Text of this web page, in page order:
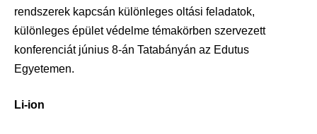
rendszerek kapcsán különleges oltási feladatok,
különleges épület védelme témakörben szervezett
konferenciát június 8-án Tatabányán az Edutus
Egyetemen.
Li-ion